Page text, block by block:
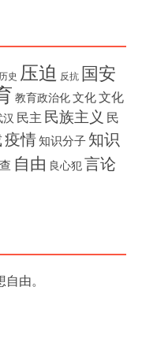
历史 压迫 反抗 国安
教育政治化文化文化
汉 民主 民族主义 民
疫情知识分子 知识
自由 良心犯言论
由。